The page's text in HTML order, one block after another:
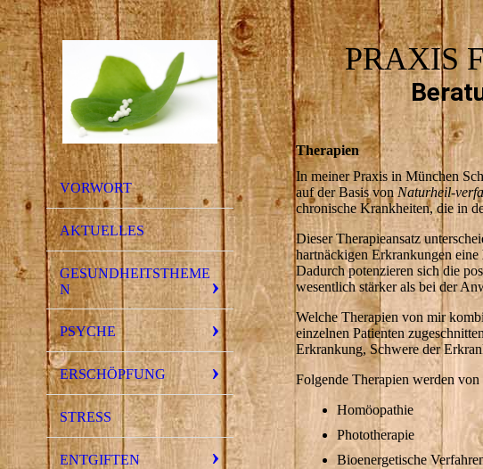
VORWORT
AKTUELLES
GESUNDHEITSTHEME
N
PSYCHE
ERSCHÖPFUNG
STRESS
ENTGIFTEN
PRAXIS
Therapien
In meiner Praxis in München
auf der Basis vonNaturheil-
chronische Krankheiten, die in
Dieser Therapieansatz
hartnäckigen Erkrankungen eine
Dadurch potenzieren sich die
wesentlich stärker als bei der
Welche Therapien von mir
einzelnen Patienten
Erkrankung, Schwere der
Folgende Therapien werden
Homöopathie
Phototherapie
Bioenergetische